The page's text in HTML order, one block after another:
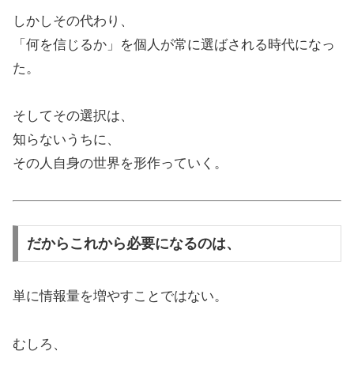
しかしその代わり、
「何を信じるか」を個人が常に選ばされる時代になっ
た。
そしてその選択は、
知らないうちに、
その人自身の世界を形作っていく。
だからこれから必要になるのは、
単に情報量を増やすことではない。
むしろ、